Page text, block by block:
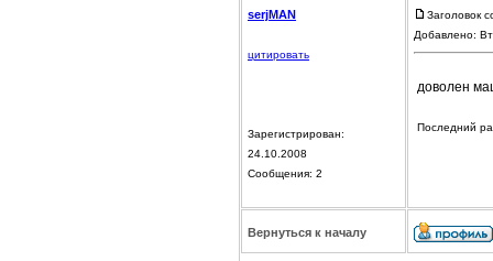
serjMAN
цитировать
Зарегистрирован:
24.10.2008
Сообщения: 2
Заголовок
Добавлено:
доволен
Последний
Вернуться к началу